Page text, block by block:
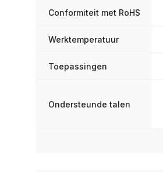
Conformiteit met RoHS
Werktemperatuur
Toepassingen
Ondersteunde talen